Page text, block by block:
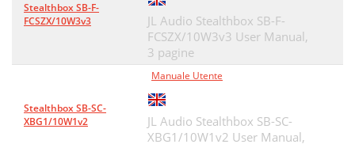
Stealthbox SB-F-
FCSZX/10W3v3
JL Audio Stealthbox SB-F-
FCSZX/10W3v3 User Manual,
3 pagine
Stealthbox SB-SC-
XBG1/10W1v2
Manuale Utente
JL Audio Stealthbox SB-SC-
XBG1/10W1v2 User Manual,